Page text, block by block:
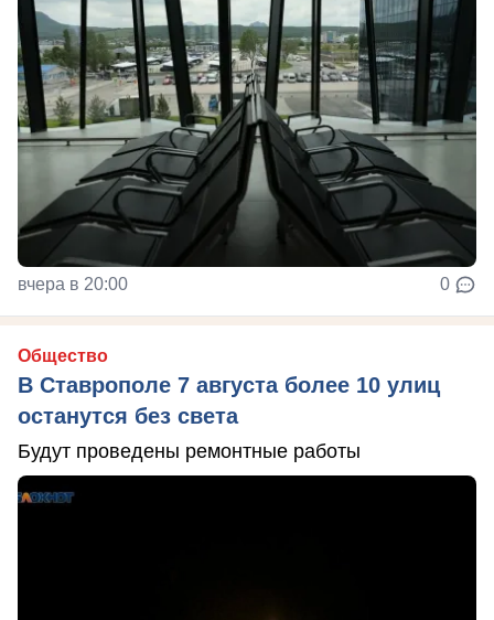
вчера в 20:00 0
Общество
В Ставрополе 7 августа более 10 улиц
останутся без света
Будут проведены ремонтные работы